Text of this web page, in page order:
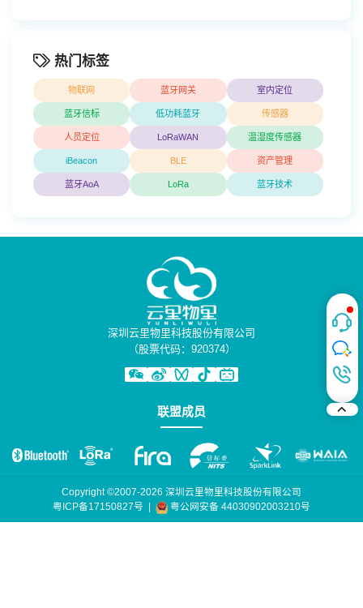
热门标签
物联网 蓝牙网关 室内定位
蓝牙信标 低功耗蓝牙 传感器
人员定位 LoRaWAN 温湿度传感器
iBeacon BLE 资产管理
蓝牙AoA LoRa 蓝牙技术
深圳云里物里科技股份有限公司
（股票代码：920374）
联盟成员
Copyright ©2007-2026 深圳云里物里科技股份有限公司
粤ICP备17150827号 | 粤公网安备 44030902003210号